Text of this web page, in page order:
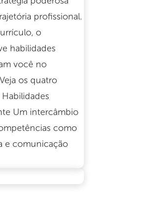
profissional.
o
habilidades
você no
os quatro
Um intercâmbio
como
e comunicação